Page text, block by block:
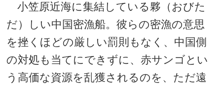
小笠原近海に集結している夥（おびた
だ）しい中国密漁船。彼らの密漁の意思
を挫くほどの厳しい罰則もなく、中国側
の対処も当てにできずに、赤サンゴとい
う高価な資源を乱獲されるのを、ただ遠